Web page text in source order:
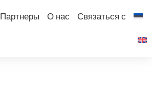
Партнеры О нас Связаться с